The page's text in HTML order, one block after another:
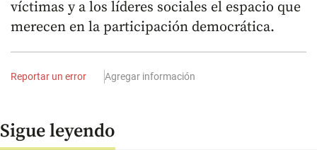
víctimas y a los líderes sociales el espacio que
merecen en la participación democrática.
Reportar un error Agregar información
Sigue leyendo